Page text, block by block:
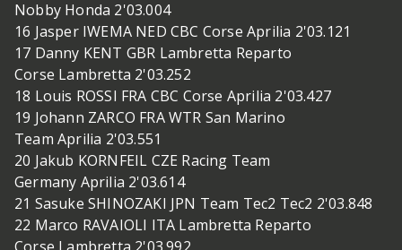
Nobby Honda 2'03.004
16 Jasper IWEMA NED CBC Corse Aprilia 2'03.121
17 Danny KENT GBR Lambretta Reparto
Corse Lambretta 2'03.252
18 Louis ROSSI FRA CBC Corse Aprilia 2'03.427
19 Johann ZARCO FRA WTR San Marino
Team Aprilia 2'03.551
20 Jakub KORNFEIL CZE Racing Team
Germany Aprilia 2'03.614
21 Sasuke SHINOZAKI JPN Team Tec2 Tec2 2'03.848
22 Marco RAVAIOLI ITA Lambretta Reparto